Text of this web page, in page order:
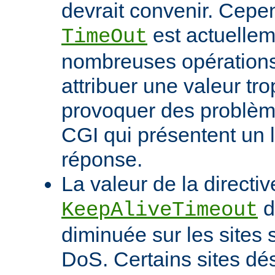
devrait convenir.
TimeOut est
nombreuses
attribuer une valeur
provoquer des
CGI qui présentent un
réponse.
La valeur de la
KeepAliveTimeout
diminuée sur les sites
DoS. Certains sites